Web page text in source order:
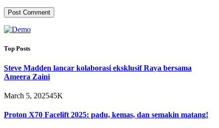
Top Posts
Steve Madden lancar kolaborasi eksklusif Raya bersama
Ameera Zaini
March 5, 202545K
Proton X70 Facelift 2025: padu, kemas, dan semakin matang!